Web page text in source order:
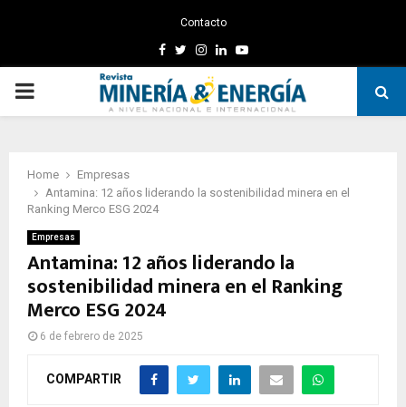
Contacto
Facebook
TwitterInstagram
LinkedinYoutube
PRIMARY
Home
Empresas
Antamina: 12 años liderando la sostenibilidad minera en el
Ranking Merco ESG 2024
Empresas
Antamina: 12 años liderando la
sostenibilidad minera en el Ranking
Merco ESG 2024
6 de febrero de 2025
COMPARTIR